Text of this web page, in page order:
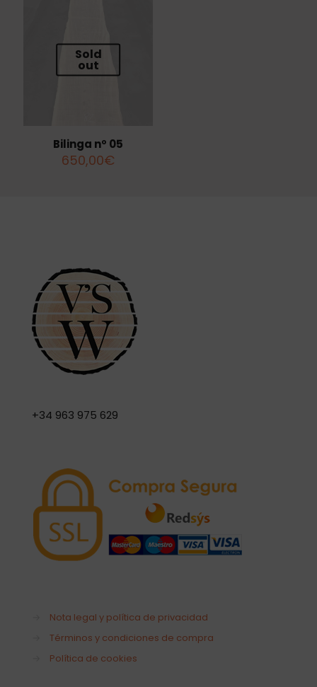
Sold
out
Bilinga nº 05
650,00€
+34 963 975 629
Nota legal y política de privacidad
Términos y condiciones de compra
Política de cookies